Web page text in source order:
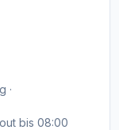
·
bis 08:00